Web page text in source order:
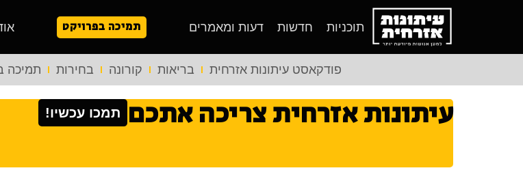
תוכניות חדשות דעות ומאמרים תמיכה בפרויקט
פודקאסט עיתונות אזרחית בריאות קורונה בחירות תמיכה
עיתונות אזרחית צריכה אתכם תמכו עכשיו!